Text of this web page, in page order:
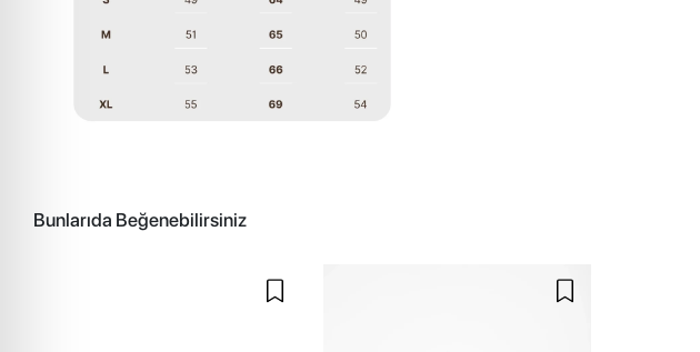
Bunlarıda Beğenebilirsiniz